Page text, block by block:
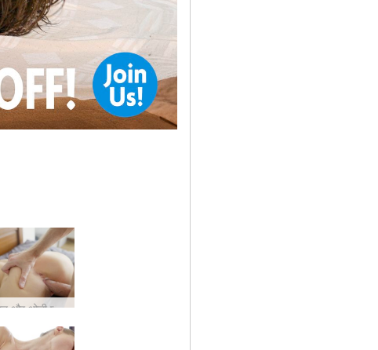
इवान और ओली प्यार और वासना